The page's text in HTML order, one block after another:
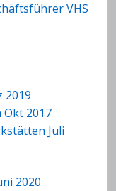
VHS
2019
2017
Juli
2020